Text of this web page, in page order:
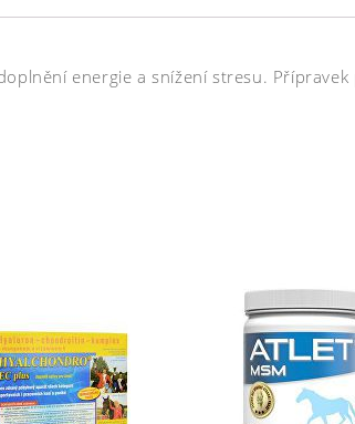
energie a snížení stresu. Přípravek